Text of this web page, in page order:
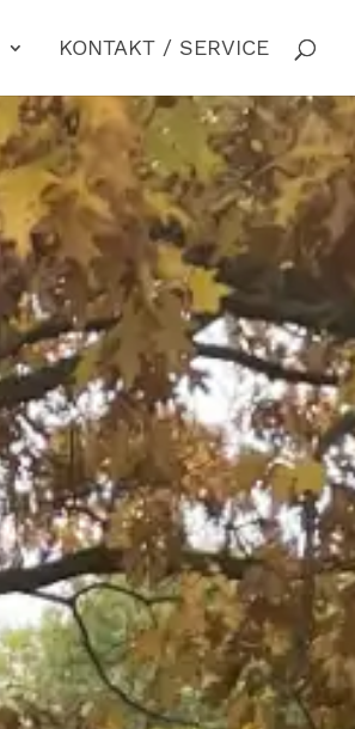
KONTAKT / SERVICE